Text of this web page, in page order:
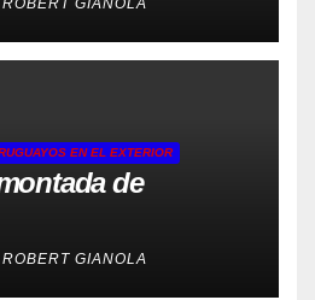
EN EL EXTERIOR
de
ROBERT GIANOLA